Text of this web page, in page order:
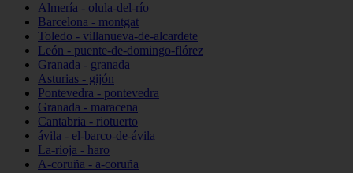
Almería - olula-del-río
Barcelona - montgat
Toledo - villanueva-de-alcardete
León - puente-de-domingo-flórez
Granada - granada
Asturias - gijón
Pontevedra - pontevedra
Granada - maracena
Cantabria - riotuerto
ávila - el-barco-de-ávila
La-rioja - haro
A-coruña - a-coruña